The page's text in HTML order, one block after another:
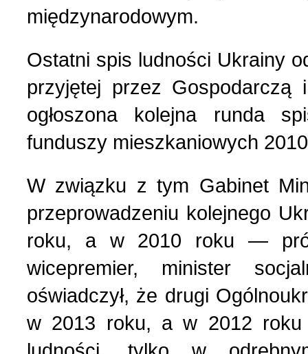
Mozaika na wsi (1)
Mozaika w PDF (47)
Nasza historia (24)
Nasze święta (15)
O tragicznie zmarłych
Ogłoszenia (24)
Opinie publiczne (11)
Poezja z Powstania
1 (152) 2023 r. (9)
4 (151) 2022 r. (2)
3 (150) 2022 r. (1)
2 (149) 2022 r. (2)
1 (148) 2022 r. (5)
4 (147) 2021 r. (3)
3 (146) 2021 r. (1)
2 (145) 2021 r. (10)
międzynarodowym.
Ostatni spis ludności Ukrainy
przyjętej przez Gospodarczą
ogłoszona kolejna runda
funduszy mieszkaniowych
W związku z tym Gabinet
przeprowadzeniu kolejnego
roku, a w 2010 roku —
wicepremier, minister
oświadczył, że drugi
w 2013 roku, a w 2012 roku